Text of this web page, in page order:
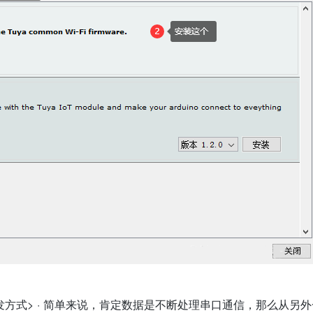
式> · 简单来说，肯定数据是不断处理串口通信，那么从另